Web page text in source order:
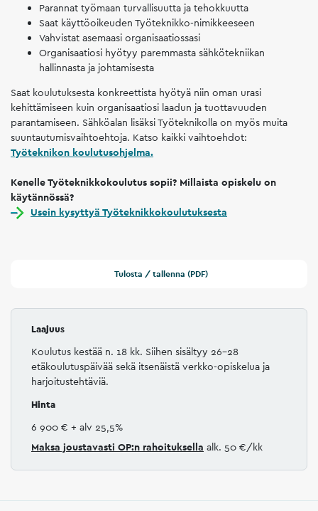
Parannat työmaan turvallisuutta ja tehokkuutta
Saat käyttöoikeuden Työteknikko-nimikkeeseen
Vahvistat asemaasi organisaatiossasi
Organisaatiosi hyötyy paremmasta sähkötekniikan
hallinnasta ja johtamisesta
Saat koulutuksesta konkreettista hyötyä niin oman urasi
kehittämiseen kuin organisaatiosi laadun ja tuottavuuden
parantamiseen. Sähköalan lisäksi Työteknikolla on myös muita
suuntautumisvaihtoehtoja. Katso kaikki vaihtoehdot:
Työteknikon koulutusohjelma.
Kenelle Työteknikkokoulutus sopii? Millaista opiskelu on
käytännössä?
Usein kysyttyä Työteknikkokoulutuksesta
Tulosta / tallenna (PDF)
Laajuus
Koulutus kestää n. 18 kk. Siihen sisältyy 26-28
etäkoulutuspäivää sekä itsenäistä verkko-opiskelua ja
harjoitustehtäviä.
Hinta
6 900 € + alv 25,5%
Maksa joustavasti OP:n rahoituksella alk. 50 €/kk